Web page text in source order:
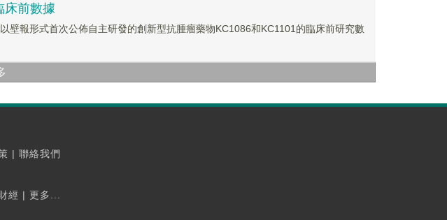
床前數據
報形式首次公佈自主研發的創新型抗腫瘤藥物KC1086和KC1101的臨床前研究數
| 聯絡我們
經 | 更多...